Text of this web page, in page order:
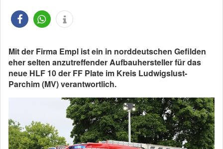
Mit der Firma Empl ist ein in norddeutschen Gefilden
eher selten anzutreffender Aufbauhersteller für das
neue HLF 10 der FF Plate im Kreis Ludwigslust-
Parchim (MV) verantwortlich.